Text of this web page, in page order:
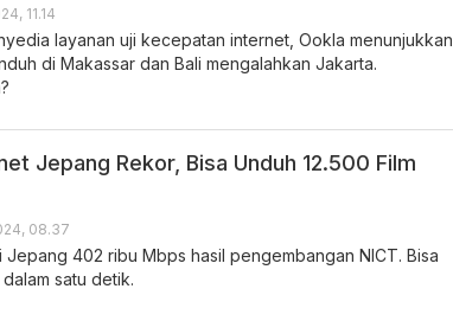
11.14
layanan uji kecepatan internet, Ookla menunjukkan
di Makassar dan Bali mengalahkan Jakarta.
Jepang Rekor, Bisa Unduh 12.500 Film
08.37
402 ribu Mbps hasil pengembangan NICT. Bisa
satu detik.